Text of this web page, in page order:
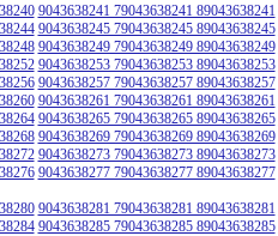
9043638241 79043638241 89043638241
9043638245 79043638245 89043638245
9043638249 79043638249 89043638249
9043638253 79043638253 89043638253
9043638257 79043638257 89043638257
9043638261 79043638261 89043638261
9043638265 79043638265 89043638265
9043638269 79043638269 89043638269
9043638273 79043638273 89043638273
9043638277 79043638277 89043638277
9043638281 79043638281 89043638281
9043638285 79043638285 89043638285